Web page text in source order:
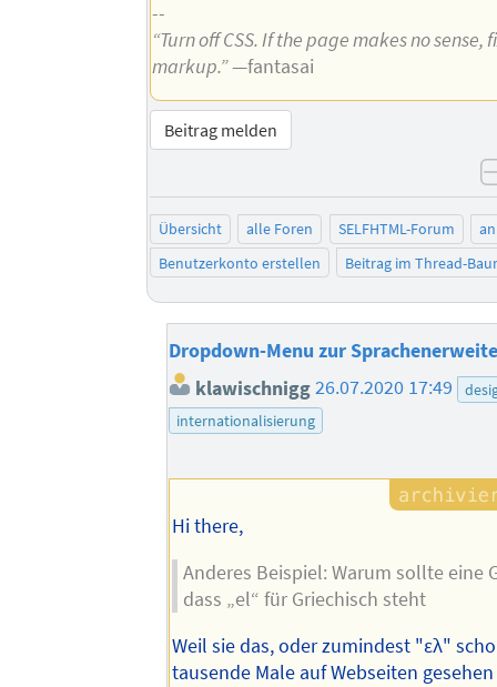
--
“Turn off CSS. If the page makes no sense,
markup.”—fantasai
Beitrag melden
Übersicht alle Foren SELFHTML-Forum
Benutzerkonto erstellen
Beitrag im Thread-
Dropdown-Menu zur
klawischnigg26.07.2020 17:49
internationalisierung
Hi there,
Anderes Beispiel: Warum sollte eine
dass „el“ für Griechisch steht
Weil sie das, oder zumindest "ελ"
tausende Male auf Webseiten